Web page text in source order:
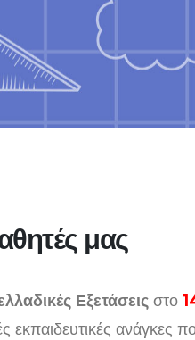
μας
Εξετάσεις στο
εκπαιδευτικές ανάγκες